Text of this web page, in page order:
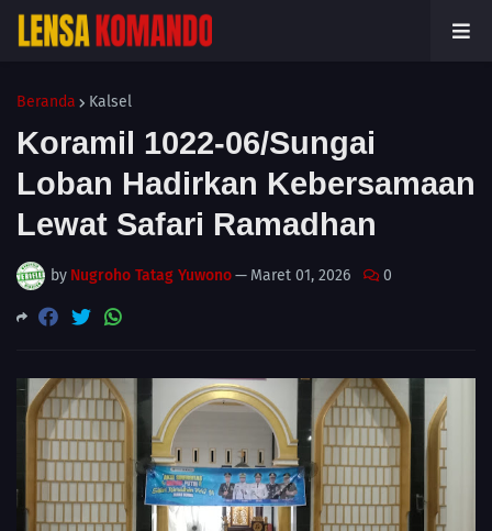
Beranda Kalsel
Koramil 1022-06/Sungai
Loban Hadirkan Kebersamaan
Lewat Safari Ramadhan
by Nugroho Tatag Yuwono— Maret 01, 2026 0